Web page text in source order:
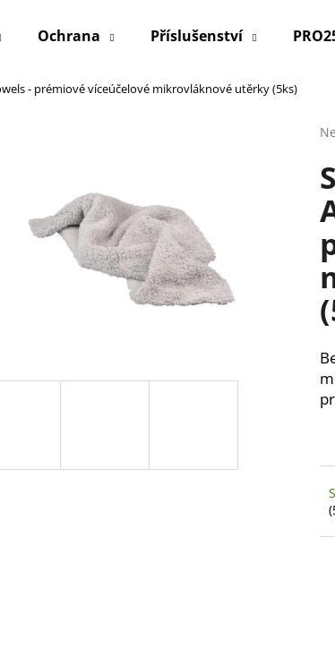
Ochrana Příslušenství
- prémiové víceúčelové mikrovláknové utěrky (5ks)
je
0,0
z
potřebujete najít?
Doporučujeme
SF